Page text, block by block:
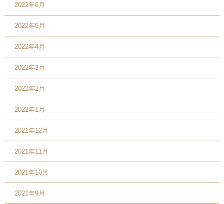
2022年6月
2022年5月
2022年4月
2022年3月
2022年2月
2022年1月
2021年12月
2021年11月
2021年10月
2021年9月